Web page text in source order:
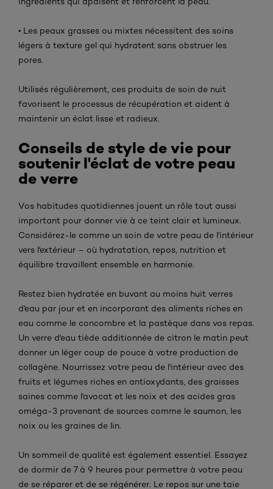
• Les peaux grasses ou mixtes nécessitent des soins
légers à texture gel qui hydratent sans obstruer les
pores.
Utilisés régulièrement, ces produits de soin de nuit
favorisent le processus de récupération et aident à
maintenir un éclat lisse et radieux.
Conseils de style de vie pour
soutenir l'éclat de votre peau
de verre
Vos habitudes quotidiennes jouent un rôle tout aussi
important pour donner vie à ce teint clair et lumineux.
Considérez-le comme un soin de votre peau de l'intérieur
vers l'extérieur – où hydratation, repos, nutrition et
équilibre travaillent ensemble en harmonie.
Restez bien hydratée en buvant au moins huit verres
d'eau par jour et en incorporant des aliments riches en
eau comme le concombre et la pastèque dans vos repas.
Un verre d'eau tiède additionnée de citron le matin peut
donner un léger coup de pouce à votre production de
collagène. Nourrissez votre peau de l'intérieur avec des
fruits et légumes riches en antioxydants, des graisses
saines comme l'avocat et les noix et des acides gras
oméga-3 provenant de sources comme le saumon, les
noix ou les graines de lin.
Un sommeil de qualité est également essentiel. Essayez
de dormir de 7 à 9 heures pour permettre à votre peau
de se réparer et de se régénérer. Le repos sur une taie